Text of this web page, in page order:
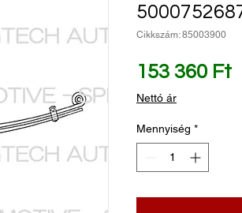
Cikkszám: 85003900
153 360 FtÁr
Nettó ár
Mennyiség *